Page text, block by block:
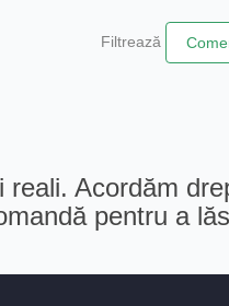
Filtrează
Acordăm
pentru a